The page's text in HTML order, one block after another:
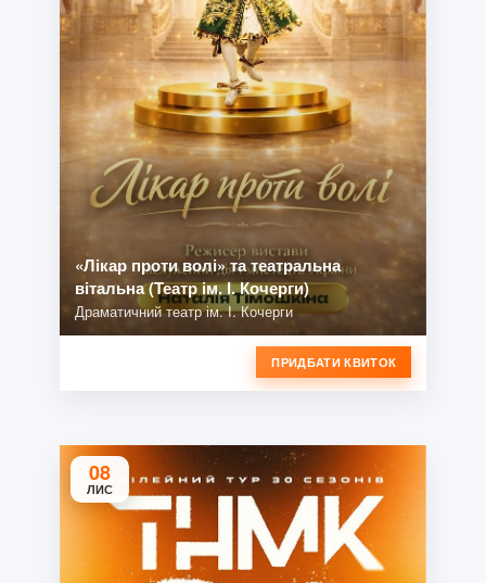
«Лікар проти волі» та театральна
вітальна (Театр ім. І. Кочерги)
Драматичний театр ім. І. Кочерги
ПРИДБАТИ КВИТОК
08
ЛИС